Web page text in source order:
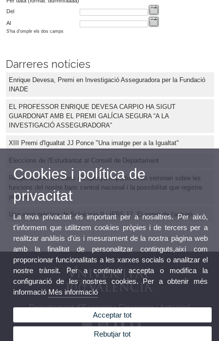
Del
Al
S'ha d'omplir els dos camps
Darreres notícies
Enrique Devesa, Premi en Investigació Asseguradora per la Fundació
INADE
EL PROFESSOR ENRIQUE DEVESA CARPIO HA SIGUT
GUARDONAT AMB EL PREMI GALÍCIA SEGURA “A LA
INVESTIGACIÓ ASSEGURADORA”
XIII Premi d'Igualtat JJ Ponce "Una imatge per a la Igualtat"
Eleccions de l'Estudiantat al Consell de Departament
Responsables del Banc d'Espanya impartixen un seminari sobre les
funcions del nostre banc central nacional i la possibilitat que registre
pèrdues
Una visió pràctica de Solvència II i IFRS 17. El paper de l'actuari.
Departament d'Economia Financera i Actuarial
Cookies i política de
privacitat
La teva privacitat és important per a nosaltres. Per això,
t'informem que utilitzem cookies pròpies i de tercers per a
realitzar anàlisis d'ús i mesurament de la nostra pàgina web
amb la finalitat de personalitzar continguts,així com
proporcionar funcionalitats a les xarxes socials o analitzar el
nostre trànsit. Per a continuar accepta o modifica la
configuració de les nostres cookies. Per a obtenir més
informació Més informació
Acceptar tot
Rebutjar tot